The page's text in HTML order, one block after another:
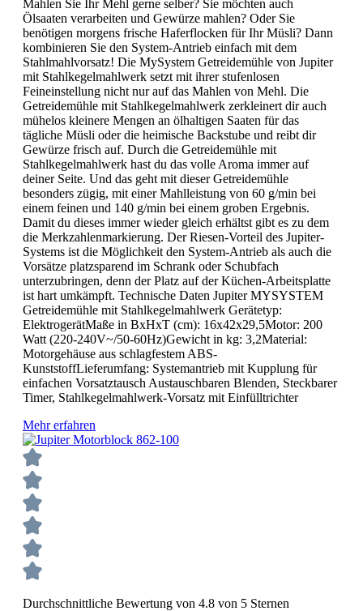
Mahlen Sie Ihr Mehl gerne selber? Sie möchten auch
Ölsaaten verarbeiten und Gewürze mahlen? Oder Sie
benötigen morgens frische Haferflocken für Ihr Müsli? Dann
kombinieren Sie den System-Antrieb einfach mit dem
Stahlmahlvorsatz! Die MySystem Getreidemühle von Jupiter
mit Stahlkegelmahlwerk setzt mit ihrer stufenlosen
Feineinstellung nicht nur auf das Mahlen von Mehl. Die
Getreidemühle mit Stahlkegelmahlwerk zerkleinert dir auch
mühelos kleinere Mengen an ölhaltigen Saaten für das
tägliche Müsli oder die heimische Backstube und reibt dir
Gewürze frisch auf. Durch die Getreidemühle mit
Stahlkegelmahlwerk hast du das volle Aroma immer auf
deiner Seite. Und das geht mit dieser Getreidemühle
besonders zügig, mit einer Mahlleistung von 60 g/min bei
einem feinen und 140 g/min bei einem groben Ergebnis.
Damit du dieses immer wieder gleich erhältst gibt es zu dem
die Merkzahlenmarkierung. Der Riesen-Vorteil des Jupiter-
Systems ist die Möglichkeit den System-Antrieb als auch die
Vorsätze platzsparend im Schrank oder Schubfach
unterzubringen, denn der Platz auf der Küchen-Arbeitsplatte
ist hart umkämpft. Technische Daten Jupiter MYSYSTEM
Getreidemühle mit Stahlkegelmahlwerk Gerätetyp:
ElektrogerätMaße in BxHxT (cm): 16x42x29,5Motor: 200
Watt (220-240V~/50-60Hz)Gewicht in kg: 3,2Material:
Motorgehäuse aus schlagfestem ABS-
KunststoffLieferumfang: Systemantrieb mit Kupplung für
einfachen Vorsatztausch Austauschbaren Blenden, Steckbarer
Timer, Stahlkegelmahlwerk-Vorsatz mit Einfülltrichter
Mehr erfahren
Durchschnittliche Bewertung von 4.8 von 5 Sternen